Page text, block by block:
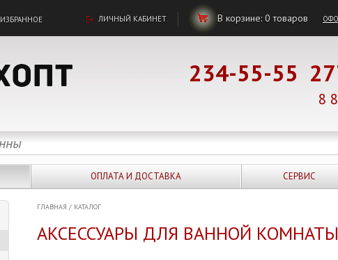
ИЗБРАННОЕ ЛИЧНЫЙ КАБИНЕТ В корзине: 0товаров
234-55-55
8
ОПЛАТА И ДОСТАВКА СЕРВИС
ГЛАВНАЯ / КАТАЛОГ
АКСЕССУАРЫ ДЛЯ ВАННОЙ КОМНАТЫ